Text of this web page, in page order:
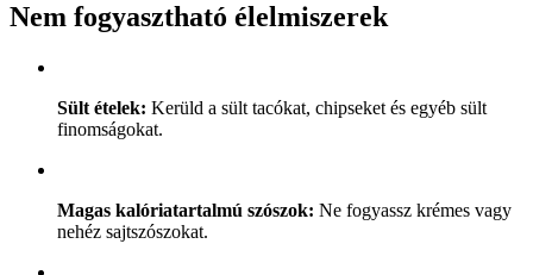
Nem fogyasztható élelmiszerek
Sült ételek: Kerüld a sült tacókat, chipseket és egyéb sült
finomságokat.
Magas kalóriatartalmú szószok: Ne fogyassz krémes vagy
nehéz sajtszószokat.